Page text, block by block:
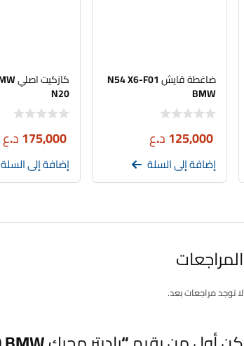
ضاغطة قايش N54 X6-F01
BMW
125,000د.ع
إضافة إلى السلة
N20
175,000د.ع
إضافة إلى السلة
المراجعات
لا توجد مراجعات بعد.